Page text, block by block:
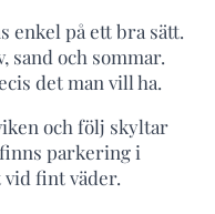
enkel på ett bra sätt.
sand och sommar.
det man vill ha.
och följ skyltar
parkering i
fint väder.